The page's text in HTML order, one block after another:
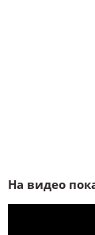
На видео